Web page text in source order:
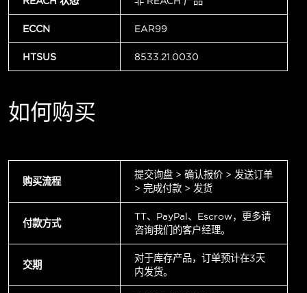
ECCN EAR99
HTSUS 8533.21.0030
如何购买
购买流程
提交询盘 > 确认报价 > 发送订单
> 完成付款 > 发货
付款方式
TT、PayPal、Escrow，更多请
咨询我们的客户经理。
交期
对于库存产品，订单预计在3天
内发货。